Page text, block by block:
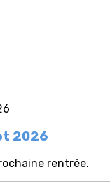
2026
rentrée.